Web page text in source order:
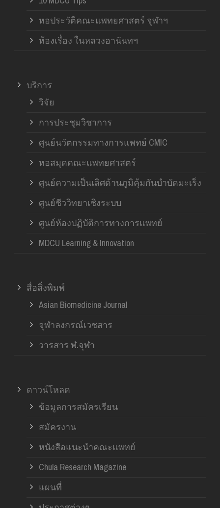
หอประวัติคณะแพทยศาสตร์ จุฬาฯ
ห้องเรื่อง ในหลวงอานันทฯ
บริการ
วิจัย
การประชุมวิชาการ
ศูนย์นวัตกรรมทางการแพทย์ CMIC
หอสมุดคณะแพทยศาสตร์
ศูนย์ความเป็นเลิศด้านภูมิคุ้มกันบำบัดมะเร็ง
ศูนย์ชีววิทยาเชิงระบบ
ศูนย์ห้องปฏิบัติการทางการแพทย์
MDCU Learning & Innovation
สื่อสิ่งพิมพ์
Asian Biomedicine Journal
จุฬาลงกรณ์เวชสาร
วารสาร ฬ.จุฬา
ดาวน์โหลด
ข้อมูลการสมัครเรียน
สมัครงาน
หนังสือแนะนำคณะแพทย์
Chula Research Magazine
แผนที่